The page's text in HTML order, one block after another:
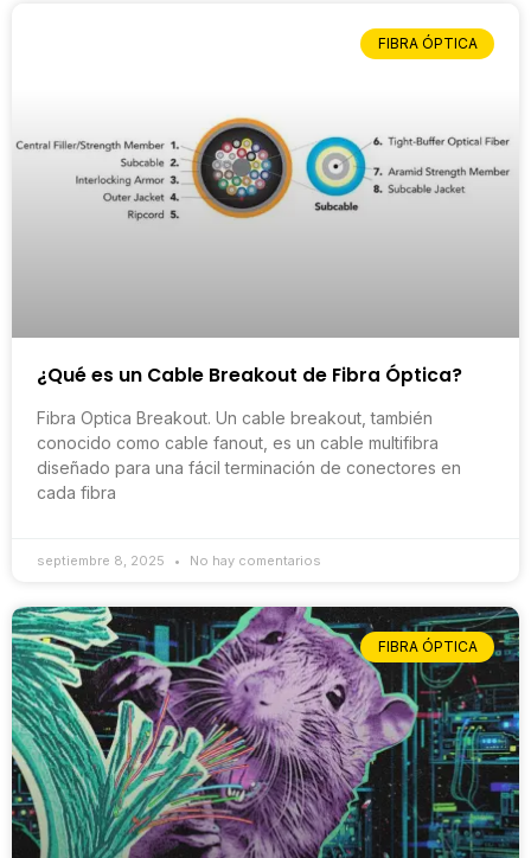
FIBRA ÓPTICA
¿Qué es un Cable Breakout de Fibra Óptica?
Fibra Optica Breakout. Un cable breakout, también
conocido como cable fanout, es un cable multifibra
diseñado para una fácil terminación de conectores en
cada fibra
septiembre 8, 2025 No hay comentarios
FIBRA ÓPTICA